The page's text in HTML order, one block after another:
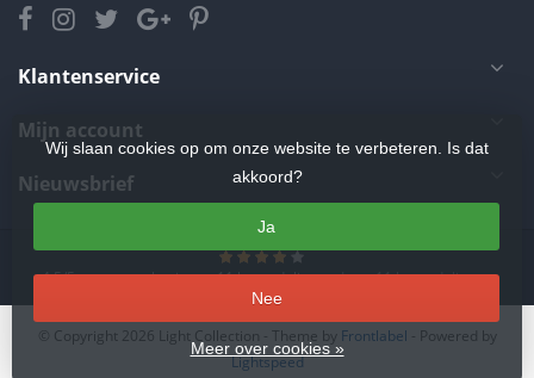
Klantenservice
Mijn account
Nieuwsbrief
4.5/5sterren op basis van11beoordelingen.Lees 11 beoordelingen
Wij slaan cookies op om onze website te verbeteren. Is dat
akkoord?
Ja
Nee
Meer over cookies »
© Copyright 2026 Light Collection - Theme by Frontlabel - Powered by
Lightspeed